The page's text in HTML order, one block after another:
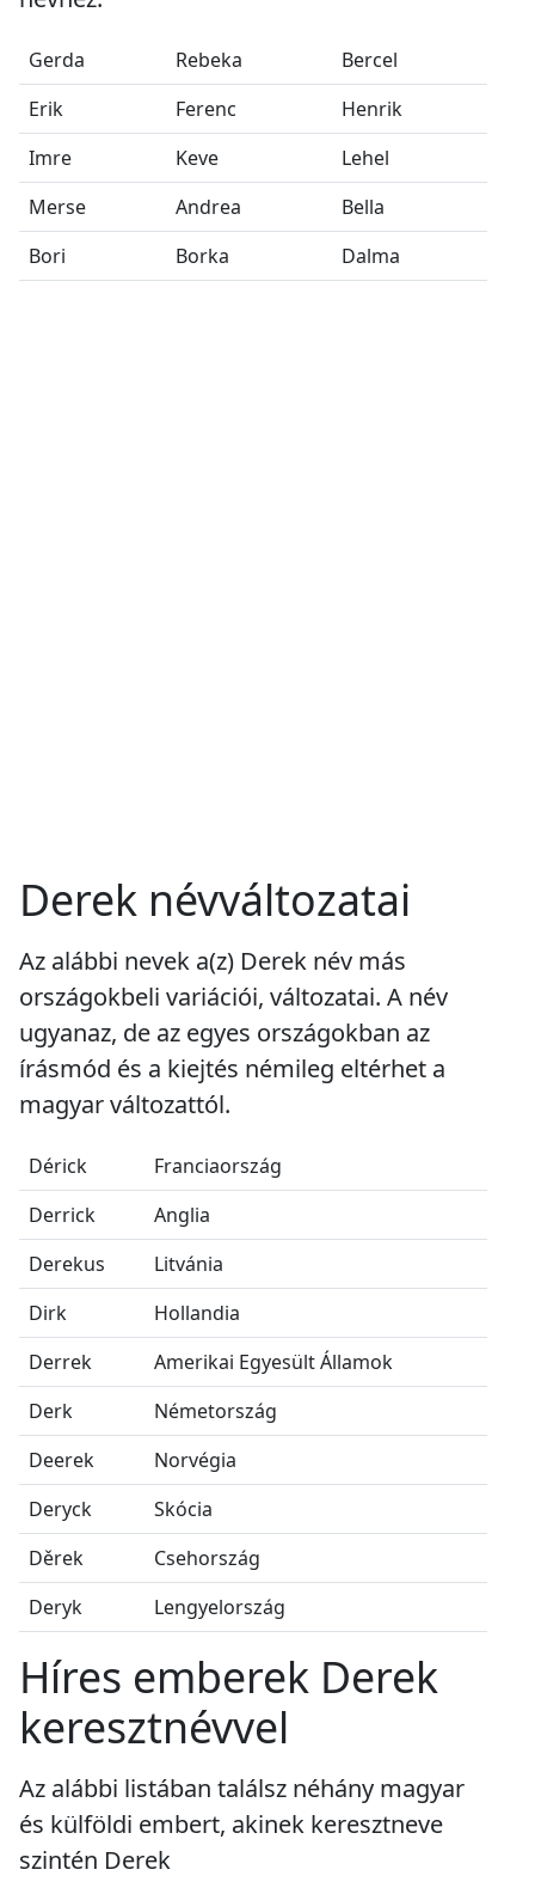
Gerda Rebeka
Bercel
Erik
Ferenc
Henrik
Imre
Keve
Lehel
Merse
Andrea
Bella
Bori
Borka Dalma
Derek névváltozatai
Az alábbi nevek a(z) Derek név más
országokbeli variációi, változatai. A név
ugyanaz, de az egyes országokban az
írásmód és a kiejtés némileg eltérhet a
magyar változattól.
Dérick
Franciaország
Derrick
Anglia
Derekus
Litvánia
Dirk
Hollandia
Derrek
Amerikai Egyesült Államok
Derk
Németország
Deerek
Norvégia
Deryck
Skócia
Děrek
Csehország
Deryk
Lengyelország
Híres emberek Derek
keresztnévvel
Az alábbi listában találsz néhány magyar
és külföldi embert, akinek keresztneve
szintén Derek